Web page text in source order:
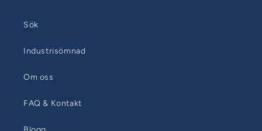
Sök
Industrisömnad
Om oss
FAQ & Kontakt